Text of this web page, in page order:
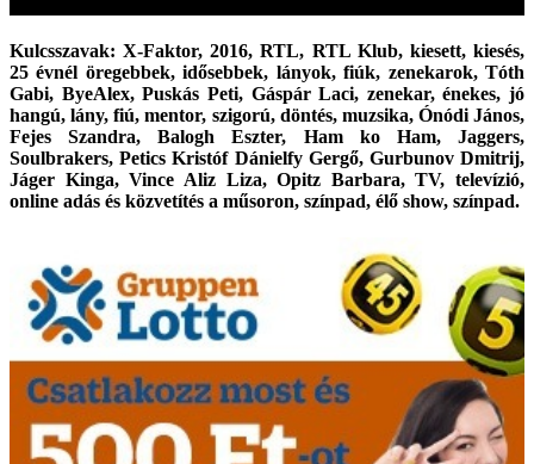
Kulcsszavak: X-Faktor, 2016, RTL, RTL Klub, kiesett, kiesés,
25 évnél öregebbek, idősebbek, lányok, fiúk, zenekarok, Tóth
Gabi, ByeAlex, Puskás Peti, Gáspár Laci, zenekar, énekes, jó
hangú, lány, fiú, mentor, szigorú, döntés, muzsika, Ónódi János,
Fejes Szandra, Balogh Eszter, Ham ko Ham, Jaggers,
Soulbrakers, Petics Kristóf Dánielfy Gergő, Gurbunov Dmitrij,
Jáger Kinga, Vince Aliz Liza, Opitz Barbara, TV, televízió,
online adás és közvetítés a műsoron, színpad, élő show, színpad.